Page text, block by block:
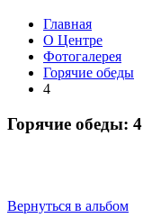
Главная
О Центре
Фотогалерея
Горячие обеды
4
Горячие обеды: 4
Вернуться в альбом